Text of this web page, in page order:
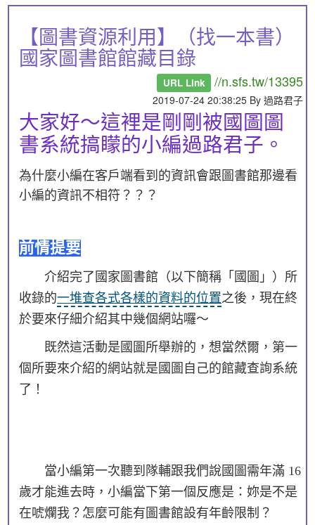
【圖書資源利用】（找一本書）
國家圖書館館藏目錄
URL Link //n.sfs.tw/13395
2019-07-24 20:38:25 By 過路君子
大家好～這裡是剛剛被國圖圖
書系統搞矇的小編過路君子。
為什麼小編在客戶端看到的資訊會跟圖書館那邊看
小編的資訊不相符？？？
前情提要
介紹完了國家圖書館（以下簡稱「國圖」）所
收錄的一堆查各式各樣的資料的位置之後，現在終
於要來仔細介紹其中幾個網站囉～
既然這活動是國圖所舉辦的，想當然爾，第一
個所要來介紹的網站就是國圖自己的館藏查詢系統
了！
當小編第一次聽到隊輔跟我們說國圖需年滿 16
歲才能進去時，小編當下第一個反應是：妳是不是
在唬爛我？怎麼可能有圖書館設有年齡限制？